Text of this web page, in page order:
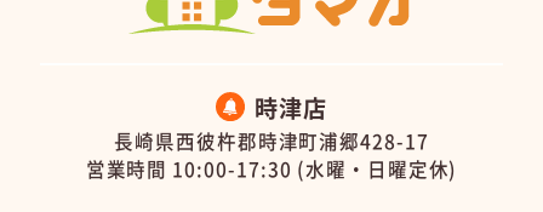
時津店
長崎県西彼杵郡時津町浦郷428-17
営業時間 10:00-17:30 (水曜・日曜定休)